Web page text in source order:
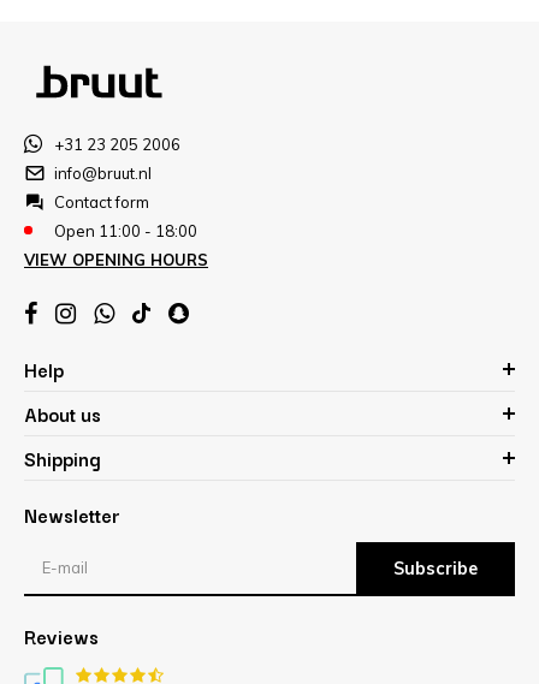
+31 23 205 2006
info@bruut.nl
Contact form
Open 11:00 - 18:00
VIEW OPENING HOURS
Help
About us
Shipping
Newsletter
Subscribe
Reviews